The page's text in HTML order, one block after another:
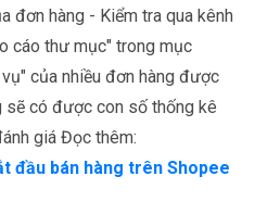
đơn hàng - Kiểm tra qua kênh
cáo thư mục" trong mục
của nhiều đơn hàng được
sẽ có được con số thống kê
giá Đọc thêm:
đầu bán hàng trên Shopee